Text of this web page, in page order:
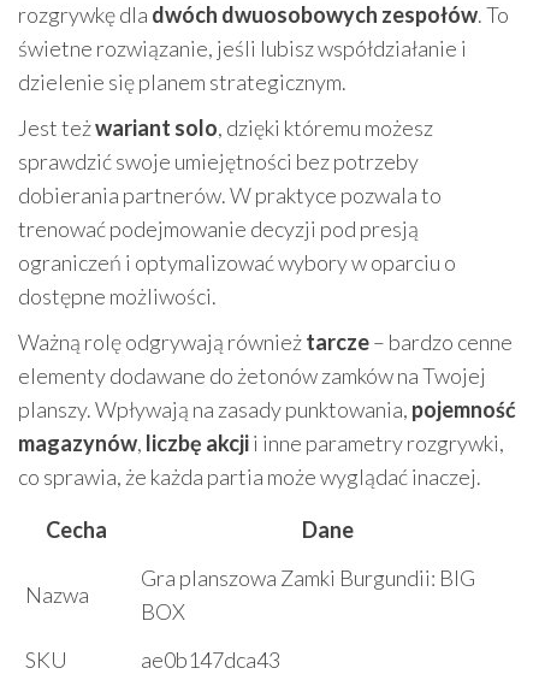
rozgrywkę dla dwóch dwuosobowych zespołów. To
świetne rozwiązanie, jeśli lubisz współdziałanie i
dzielenie się planem strategicznym.
Jest teżwariant solo, dzięki któremu możesz
sprawdzić swoje umiejętności bez potrzeby
dobierania partnerów. W praktyce pozwala to
trenować podejmowanie decyzji pod presją
ograniczeń i optymalizować wybory w oparciu o
dostępne możliwości.
Ważną rolę odgrywają równieżtarcze– bardzo cenne
elementy dodawane do żetonów zamków na Twojej
planszy. Wpływają na zasady punktowania, pojemność
magazynów, liczbę akcjii inne parametry rozgrywki,
co sprawia, że każda partia może wyglądać inaczej.
Cecha
Dane
Nazwa
Gra planszowa Zamki Burgundii: BIG
BOX
SKU
ae0b147dca43